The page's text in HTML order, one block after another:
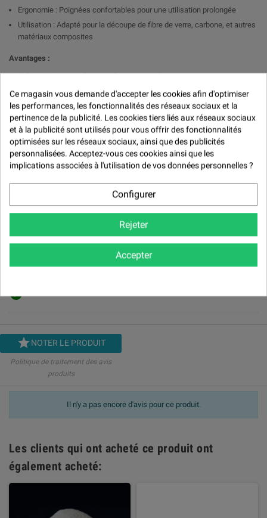
Ergonomie : Poignées confortables pour une utilisation prolongée
Utilisation : Adapté pour la découpe de fibre de verre, carbone, et autres
matériaux composites
Avantages :
Précision : Lames ultra-tranchantes pour des coupes nettes sans
Durabilité : Conçu pour résister à l'usure, même avec des matériaux
résistants comme la fibre de verre.
Confort d'Utilisation : Poignée ergonomique pour réduire la fatigue lors
de longues sessions de découpe.
Pour des informations supplémentaires ou des conseils techniques,
Optez pour les Ciseaux Métal pour Fibre de Verre pour une découpe
précise et efficace de tous vos matériaux composites.
Avis (0)
Avis (0) -

NOTER LE PRODUIT
Politique de traitement des avis
produits
Il n'y a pas encore d'avis pour ce produit.
Les clients qui ont acheté ce produit ont
également acheté:
Ce magasin vous demande d'accepter les cookies afin d'optimiser
les performances, les fonctionnalités des réseaux sociaux et la
pertinence de la publicité. Les cookies tiers liés aux réseaux sociaux
et à la publicité sont utilisés pour vous offrir des fonctionnalités
optimisées sur les réseaux sociaux, ainsi que des publicités
personnalisées. Acceptez-vous ces cookies ainsi que les
implications associées à l'utilisation de vos données personnelles ?
Configurer
Rejeter
Accepter